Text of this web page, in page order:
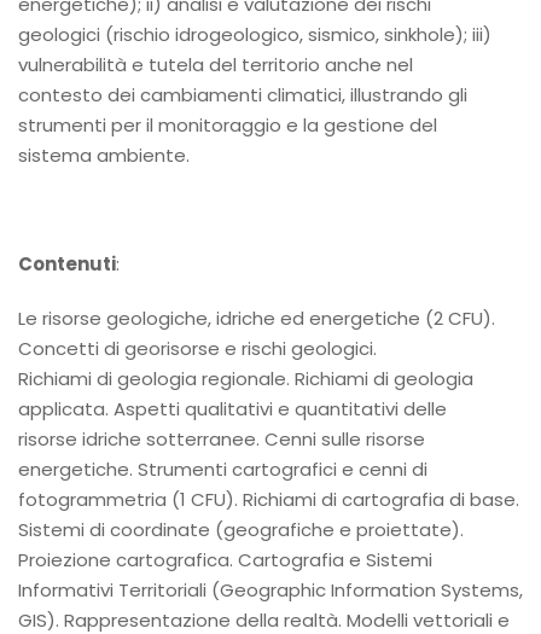
geologici (rischio idrogeologico, sismico, sinkhole); iii)
vulnerabilità e tutela del territorio anche nel
contesto dei cambiamenti climatici, illustrando gli
strumenti per il monitoraggio e la gestione del
sistema ambiente.
Contenuti:
Le risorse geologiche, idriche ed energetiche (2 CFU).
Concetti di georisorse e rischi geologici.
Richiami di geologia regionale. Richiami di geologia
applicata. Aspetti qualitativi e quantitativi delle
risorse idriche sotterranee. Cenni sulle risorse
energetiche. Strumenti cartografici e cenni di
fotogrammetria (1 CFU). Richiami di cartografia di base.
Sistemi di coordinate (geografiche e proiettate).
Proiezione cartografica. Cartografia e Sistemi
Informativi Territoriali (Geographic Information Systems,
GIS). Rappresentazione della realtà. Modelli vettoriali e